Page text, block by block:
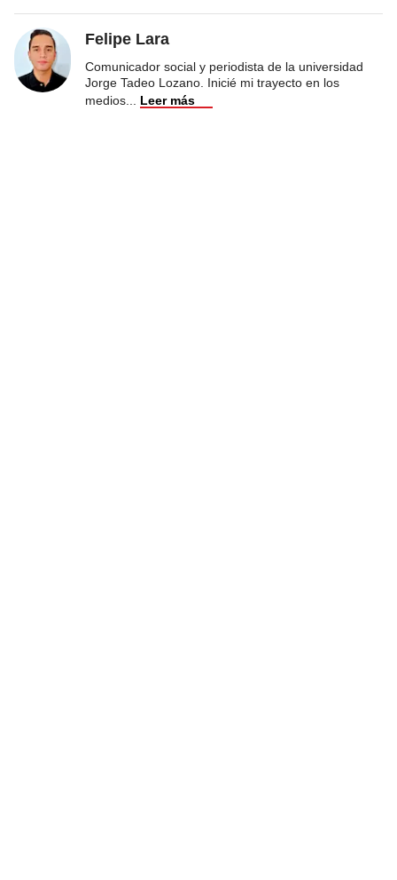
Felipe Lara
Comunicador social y periodista de la universidad
Jorge Tadeo Lozano. Inicié mi trayecto en los
medios
Leer más